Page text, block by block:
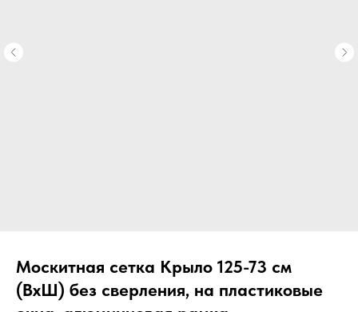
Москитная сетка Крыло 125-73 см
(ВхШ) без сверления, на пластиковые